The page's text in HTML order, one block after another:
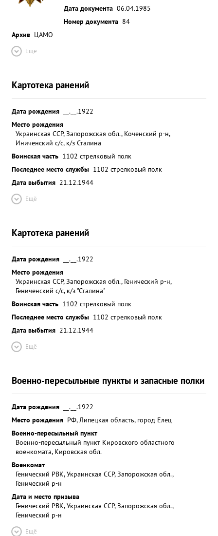
Дата документа 06.04.1985
Номер документа 84
Архив ЦАМО
Ещё
Картотека ранений
Дата рождения
__.__.1922
Место рождения
Украинская ССР, Запорожская обл., Коченский р-н,
Иниченский с/с, к/з Сталина
Воинская часть 1102 стрелковый полк
Последнее место службы 1102 стрелковый полк
Дата выбытия 21.12.1944
Ещё
Картотека ранений
Дата рождения
__.__.1922
Место рождения
Украинская ССР, Запорожская обл., Генический р-н,
Гениченский с/с, к/з "Сталина"
Воинская часть 1102 стрелковый полк
Последнее место службы 1102 стрелковый полк
Дата выбытия 21.12.1944
Ещё
Военно-пересыльные пункты и запасные полки
Дата рождения
__.__.1922
Место рождения РФ, Липецкая область, город Елец
Военно-пересыльный пункт
Военно-пересыльный пункт Кировского областного
военкомата, Кировская обл.
Военкомат
Генический РВК, Украинская ССР, Запорожская обл.,
Генический р-н
Дата и место призыва
Генический РВК, Украинская ССР, Запорожская обл.,
Генический р-н
Ещё